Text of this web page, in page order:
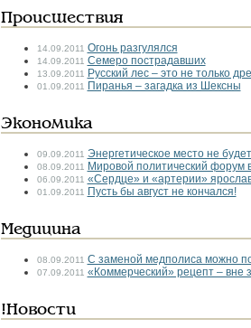
Происшествия
14.09.2011 Огонь разгулялся
14.09.2011 Семеро пострадавших
13.09.2011 Русский лес – это не только
01.09.2011 Пиранья – загадка из Шексны
Экономика
09.09.2011 Энергетическое место не
08.09.2011 Мировой политический форум
06.09.2011 «Сердце» и «артерии»
01.09.2011 Пусть бы август не кончался!
Медицина
08.09.2011 С заменой медполиса можно
07.09.2011 «Коммерческий» рецепт – вне
!Новости